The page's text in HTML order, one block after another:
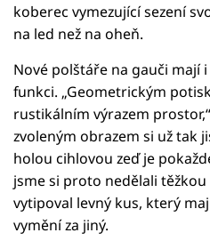
koberec vymezující sezení
na led než na oheň.
Nové polštáře na gauči mají
funkci. „Geometrickým
rustikálním výrazem
zvoleným obrazem si už tak
holou cihlovou zeď je
jsme si proto nedělali
vytipoval levný kus, který
vymění za jiný.